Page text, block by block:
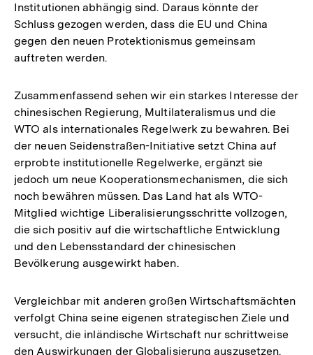
Institutionen abhängig sind. Daraus könnte der
Schluss gezogen werden, dass die EU und China
gegen den neuen Protektionismus gemeinsam
auftreten werden.
Zusammenfassend sehen wir ein starkes Interesse der
chinesischen Regierung, Multilateralismus und die
WTO als internationales Regelwerk zu bewahren. Bei
der neuen Seidenstraßen-Initiative setzt China auf
erprobte institutionelle Regelwerke, ergänzt sie
jedoch um neue Kooperationsmechanismen, die sich
noch bewähren müssen. Das Land hat als WTO-
Mitglied wichtige Liberalisierungsschritte vollzogen,
die sich positiv auf die wirtschaftliche Entwicklung
und den Lebensstandard der chinesischen
Bevölkerung ausgewirkt haben.
Vergleichbar mit anderen großen Wirtschaftsmächten
verfolgt China seine eigenen strategischen Ziele und
versucht, die inländische Wirtschaft nur schrittweise
den Auswirkungen der Globalisierung auszusetzen.
Zum